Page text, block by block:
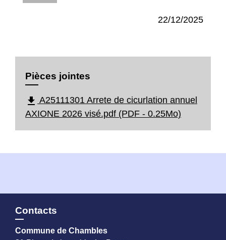
22/12/2025
Pièces jointes
file_download A25111301 Arrete de cicurlation annuel
AXIONE 2026 visé.pdf (PDF - 0.25Mo)
Contacts
Commune de Chambles